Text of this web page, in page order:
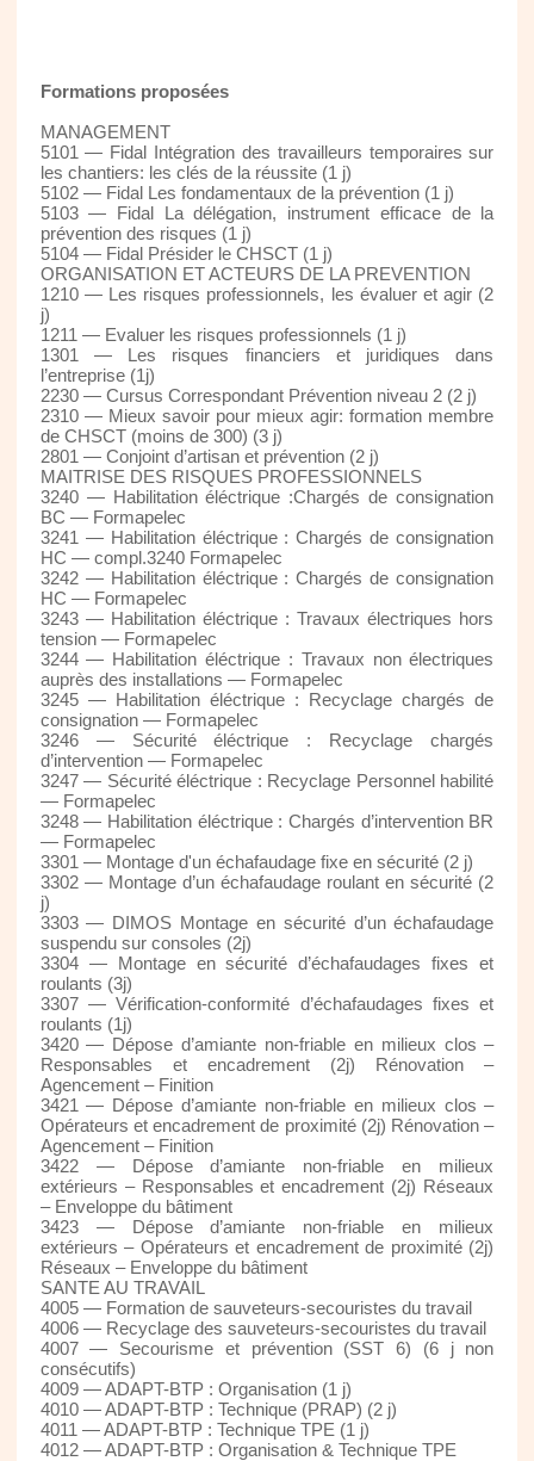
Formations proposées
MANAGEMENT
5101 — Fidal Intégration des travailleurs temporaires sur
les chantiers: les clés de la réussite (1 j)
5102 — Fidal Les fondamentaux de la prévention (1 j)
5103 — Fidal La délégation, instrument efficace de la
prévention des risques (1 j)
5104 — Fidal Présider le CHSCT (1 j)
ORGANISATION ET ACTEURS DE LA PREVENTION
1210 — Les risques professionnels, les évaluer et agir (2
j)
1211 — Evaluer les risques professionnels (1 j)
1301 — Les risques financiers et juridiques dans
l’entreprise (1j)
2230 — Cursus Correspondant Prévention niveau 2 (2 j)
2310 — Mieux savoir pour mieux agir: formation membre
de CHSCT (moins de 300) (3 j)
2801 — Conjoint d’artisan et prévention (2 j)
MAITRISE DES RISQUES PROFESSIONNELS
3240 — Habilitation éléctrique :Chargés de consignation
BC — Formapelec
3241 — Habilitation éléctrique : Chargés de consignation
HC — compl.3240 Formapelec
3242 — Habilitation éléctrique : Chargés de consignation
HC — Formapelec
3243 — Habilitation éléctrique : Travaux électriques hors
tension — Formapelec
3244 — Habilitation éléctrique : Travaux non électriques
auprès des installations — Formapelec
3245 — Habilitation éléctrique : Recyclage chargés de
consignation — Formapelec
3246 — Sécurité éléctrique : Recyclage chargés
d’intervention — Formapelec
3247 — Sécurité éléctrique : Recyclage Personnel habilité
— Formapelec
3248 — Habilitation éléctrique : Chargés d’intervention BR
— Formapelec
3301 — Montage d'un échafaudage fixe en sécurité (2 j)
3302 — Montage d’un échafaudage roulant en sécurité (2
j)
3303 — DIMOS Montage en sécurité d’un échafaudage
suspendu sur consoles (2j)
3304 — Montage en sécurité d’échafaudages fixes et
roulants (3j)
3307 — Vérification-conformité d’échafaudages fixes et
roulants (1j)
3420 — Dépose d’amiante non-friable en milieux clos –
Responsables et encadrement (2j) Rénovation –
Agencement – Finition
3421 — Dépose d’amiante non-friable en milieux clos –
Opérateurs et encadrement de proximité (2j) Rénovation –
Agencement – Finition
3422 — Dépose d’amiante non-friable en milieux
extérieurs – Responsables et encadrement (2j) Réseaux
– Enveloppe du bâtiment
3423 — Dépose d’amiante non-friable en milieux
extérieurs – Opérateurs et encadrement de proximité (2j)
Réseaux – Enveloppe du bâtiment
SANTE AU TRAVAIL
4005 — Formation de sauveteurs-secouristes du travail
4006 — Recyclage des sauveteurs-secouristes du travail
4007 — Secourisme et prévention (SST 6) (6 j non
consécutifs)
4009 — ADAPT-BTP : Organisation (1 j)
4010 — ADAPT-BTP : Technique (PRAP) (2 j)
4011 — ADAPT-BTP : Technique TPE (1 j)
4012 — ADAPT-BTP : Organisation & Technique TPE